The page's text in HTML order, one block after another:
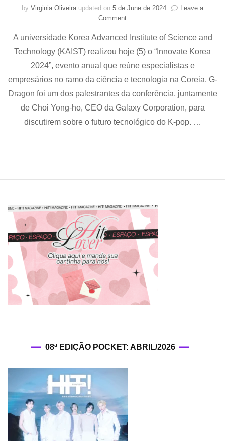
by Virginia Oliveira updated on 5 de June de 2024
Leave a
Commenton
Dragon
é
nomeado
professor
convidado
universidade
KAIST
A universidade Korea Advanced Institute of Science and
Technology (KAIST) realizou hoje (5) o “Innovate Korea
2024”, evento anual que reúne especialistas e
empresários no ramo da ciência e tecnologia na Coreia. G-
Dragon foi um dos palestrantes da conferência, juntamente
de Choi Yong-ho, CEO da Galaxy Corporation, para
discutirem sobre o futuro tecnológico do K-pop. …
08ª EDIÇÃO POCKET: ABRIL/2026